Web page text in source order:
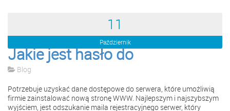
11
Październik
Jakie jest hasło do
Blog
Potrzebuje uzyskać dane dostępowe do serwera, które umożliwią
firmie zainstalować nową stronę WWW. Najlepszym i najszybszym
wyjściem, jest odszukanie maila rejestracyjnego serwer, który